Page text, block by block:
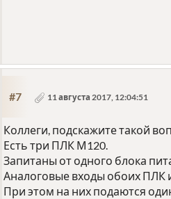
#7 11 августа 2017, 12:04:51
Коллеги, подскажите такой
Есть три ПЛК М120.
Запитаны от одного блока
Аналоговые входы обоих ПЛК
При этом на них подаются